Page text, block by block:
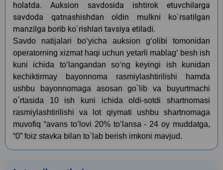
holatda.Auksion savdosida ishtirok etuvchilarga
savdoda qatnashishdan oldin mulkni ko`rsatilgan
manzilga borib ko`rishlari tavsiya etiladi.
Savdo natijalari bo‘yicha auksion g‘olibi tomonidan
operatorning xizmat haqi uchun yetarli mablag‘ besh ish
kuni ichida to‘langandan so‘ng keyingi ish kunidan
kechiktirmay bayonnoma rasmiylashtirilishi hamda
ushbu bayonnomaga asosan go`lib va buyurtmachi
o`rtasida 10 ish kuni ichida oldi-sotdi shartnomasi
rasmiylashtirilishi va lot qiymati ushbu shartnomaga
muvofiq “avans to’lovi 20% to’lansa - 24 oy muddatga,
“0” foiz stavka bilan to`lab berish imkoni mavjud.